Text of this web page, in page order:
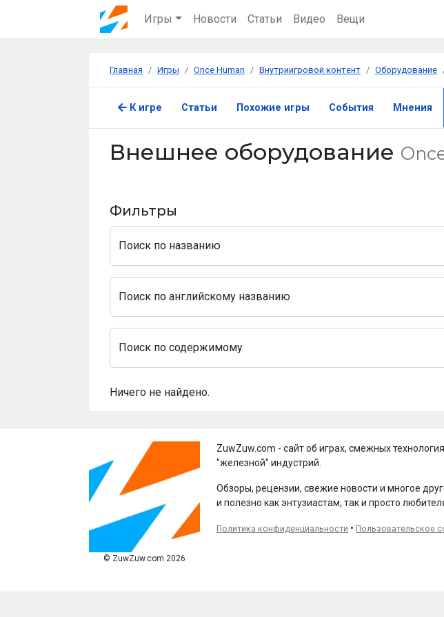
Игры Новости Статьи Видео Вещи
Главная Игры Once Human Внутриигровой контент Оборудование
К игре Статьи Похожие игры События Мнения
Внешнее оборудование
Фильтры
Поиск по названию
Поиск по английскому названию
Поиск по содержимому
Ничего не найдено.
© ZuwZuw.com 2026
ZuwZuw.com - сайт об играх, смежных
"железной" индустрий.
Обзоры, рецензии, свежие новости и многое
и полезно как энтузиастам, так и просто
Политика конфиденциальности • Пользовательское